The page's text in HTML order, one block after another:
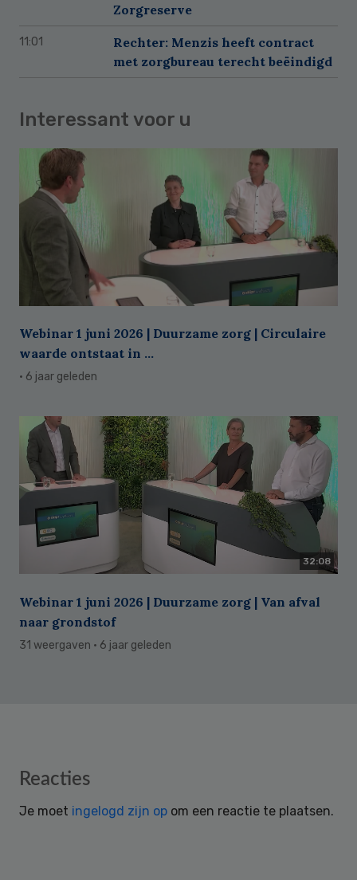
Zorgreserve
11:01
Rechter: Menzis heeft contract
met zorgbureau terecht beëindigd
Interessant voor u
Webinar 1 juni 2026 | Duurzame zorg | Circulaire
waarde ontstaat in ...
· 6 jaar geleden
32:08
Webinar 1 juni 2026 | Duurzame zorg | Van afval
naar grondstof
31 weergaven · 6 jaar geleden
Reader
Reacties
Je moet ingelogd zijn op om een reactie te plaatsen.